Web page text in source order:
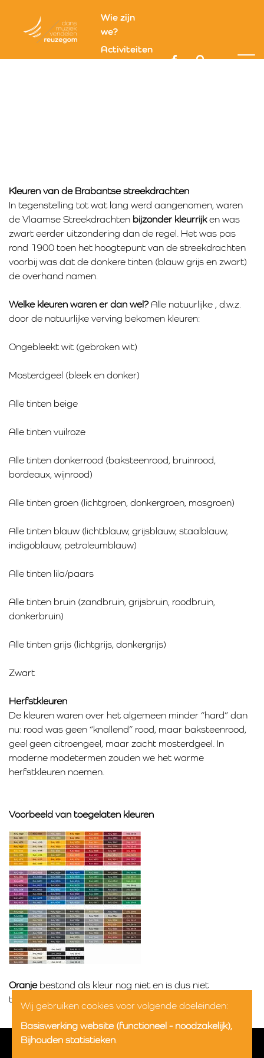
Wie zijn
we?
Activiteiten
Kleuren van de Brabantse streekdrachten
In tegenstelling tot wat lang werd aangenomen, waren
de Vlaamse Streekdrachten bijzonder kleurrijken was
zwart eerder uitzondering dan de regel. Het was pas
rond 1900 toen het hoogtepunt van de streekdrachten
voorbij was dat de donkere tinten (blauw grijs en zwart)
de overhand namen.
Welke kleuren waren er dan wel?Alle natuurlijke , d.w.z.
door de natuurlijke verving bekomen kleuren:
Ongebleekt wit (gebroken wit)
Mosterdgeel (bleek en donker)
Alle tinten beige
Alle tinten vuilroze
Alle tinten donkerrood (baksteenrood, bruinrood,
bordeaux, wijnrood)
Alle tinten groen (lichtgroen, donkergroen, mosgroen)
Alle tinten blauw (lichtblauw, grijsblauw, staalblauw,
indigoblauw, petroleumblauw)
Alle tinten lila/paars
Alle tinten bruin (zandbruin, grijsbruin, roodbruin,
donkerbruin)
Alle tinten grijs (lichtgrijs, donkergrijs)
Zwart
Herfstkleuren
De kleuren waren over het algemeen minder “hard” dan
nu: rood was geen “knallend” rood, maar baksteenrood,
geel geen citroengeel, maar zacht mosterdgeel. In
moderne modetermen zouden we het warme
herfstkleuren noemen.
Voorbeeld van toegelaten kleuren
Oranje bestond als kleur nog niet en is dus niet
toegelaten.
Wij gebruiken cookies voor volgende doeleinden:
Basiswerking website (functioneel - noodzakelijk),
Bijhouden statistieken